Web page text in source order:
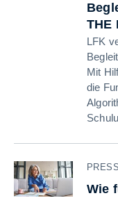
THE
LFK
Mit
die
Wie